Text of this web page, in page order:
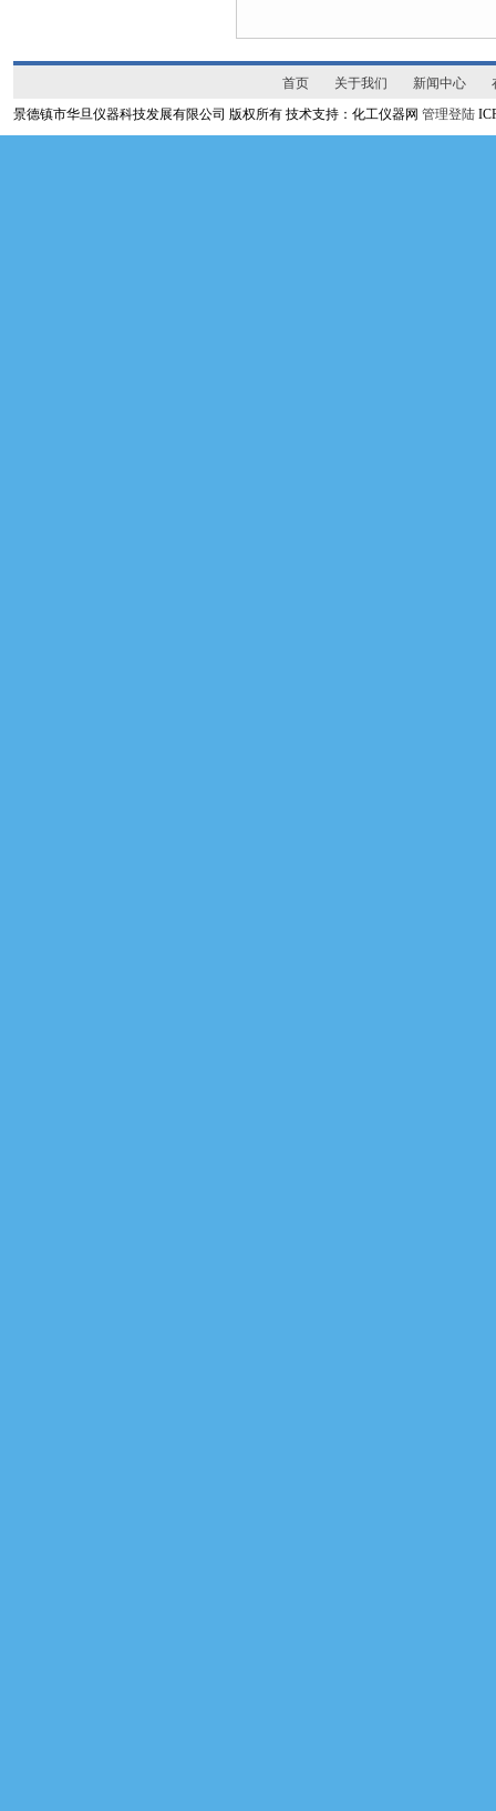
首页 关于我们 新闻中心
景德镇市华旦仪器科技发展有限公司 版权所有 技术支持：化工仪器网 管理登陆